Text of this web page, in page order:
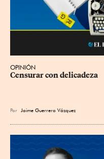
OPINIÓN
Censurar con delicadeza
Por Jaime Guerrero Vázquez